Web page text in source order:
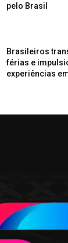
pelo Brasil
Brasileiros
férias e
experiências